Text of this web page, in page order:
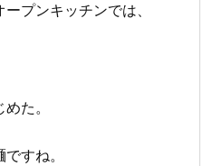
プンキッチンでは、
た。
すね。